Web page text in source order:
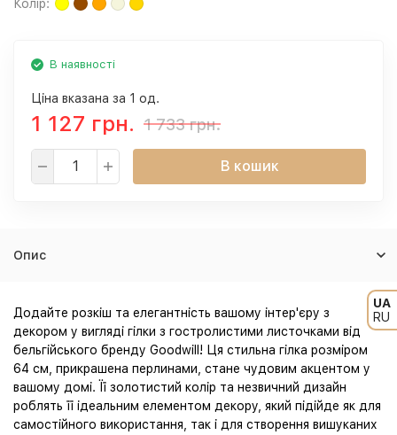
UA
RU
Колір:
В наявності
Ціна вказана за 1 од.
1 127 грн. 1 733 грн.
В кошик
Опис
Додайте розкіш та елегантність вашому інтер'єру з
декором у вигляді гілки з гостролистими листочками від
бельгійського бренду Goodwill! Ця стильна гілка розміром
64 см, прикрашена перлинами, стане чудовим акцентом у
вашому домі. Її золотистий колір та незвичний дизайн
роблять її ідеальним елементом декору, який підійде як для
самостійного використання, так і для створення вишуканих